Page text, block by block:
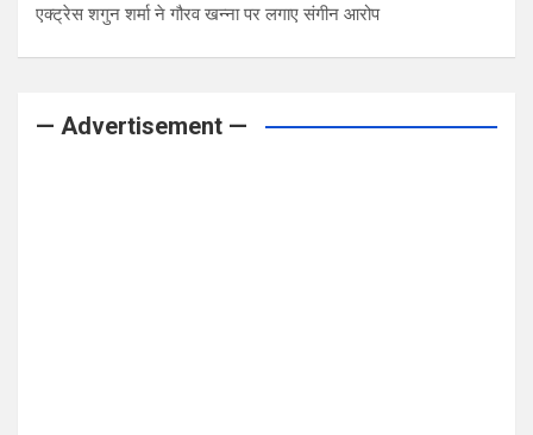
एक्ट्रेस शगुन शर्मा ने गौरव खन्ना पर लगाए संगीन आरोप
— Advertisement —